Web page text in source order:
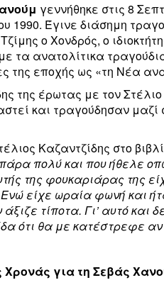
γεννήθηκε στις 8
1990. Έγινε διάσημη
ο Χονδρός, ο
τα ανατολίτικα
της εποχής ως «τη Νέα
της έρωτας με τον
και τραγούδησαν
Καζαντζίδης στο
πολύ και που ήθελε
της φουκαριάρας της
είχε ωραία φωνή και
τίποτα. Γι’ αυτό
ότι θα με κατέστρεφε
Χρονάς για τη Σεβάς